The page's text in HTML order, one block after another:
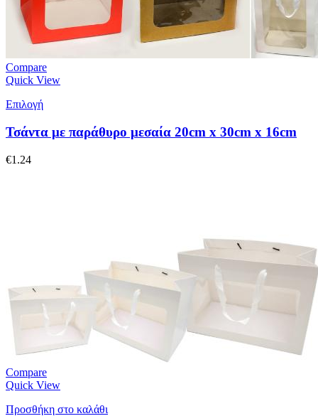
Compare
Quick View
Επιλογή
Τσάντα με παράθυρο μεσαία 20cm x 30cm x 16cm
€1.24
Compare
Quick View
Προσθήκη στο καλάθι